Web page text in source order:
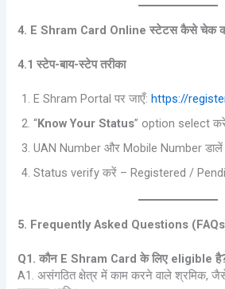
4. E Shram Card Online स्टेटस कैसे चेक
4.1 स्टेप-बाय-स्टेप तरीका
E Shram Portal पर जाएँ:https://
“Know Your Status” option select
UAN Number और Mobile Number
Status verify करें – Registered /
5. Frequently Asked Questions
Q1. कौन E Shram Card के लिए eligible
A1. असंगठित क्षेत्र में काम करने वाले श्रमिक,